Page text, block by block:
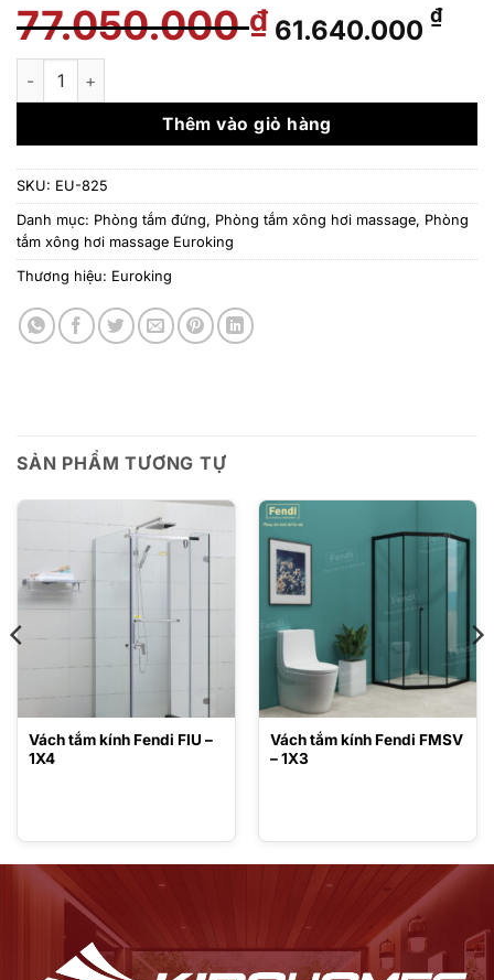
77.050.000₫ Giá
gốc
77.050.000 ₫.
61.640.000 ₫Giá
là:
Phòng tắm xông hơi massage Euroking EU-825 số lượng
Thêm vào giỏ hàng
SKU: EU-825
Danh mục: Phòng tắm đứng, Phòng tắm xông hơi massage, Phòng
tắm xông hơi massage Euroking
Thương hiệu: Euroking
SẢN PHẨM TƯƠNG TỰ
Vách tắm kính Fendi FIU –
1X4
Vách tắm kính Fendi FMSV
– 1X3